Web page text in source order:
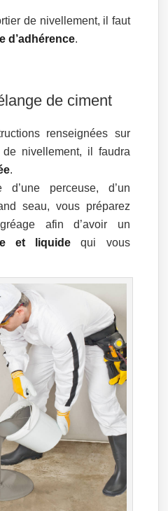
de nivellement, il faut
d’adhérence.
de ciment
renseignées sur
nivellement, il faudra
.
perceuse, d’un
seau, vous préparez
afin d’avoir un
et liquide qui vous